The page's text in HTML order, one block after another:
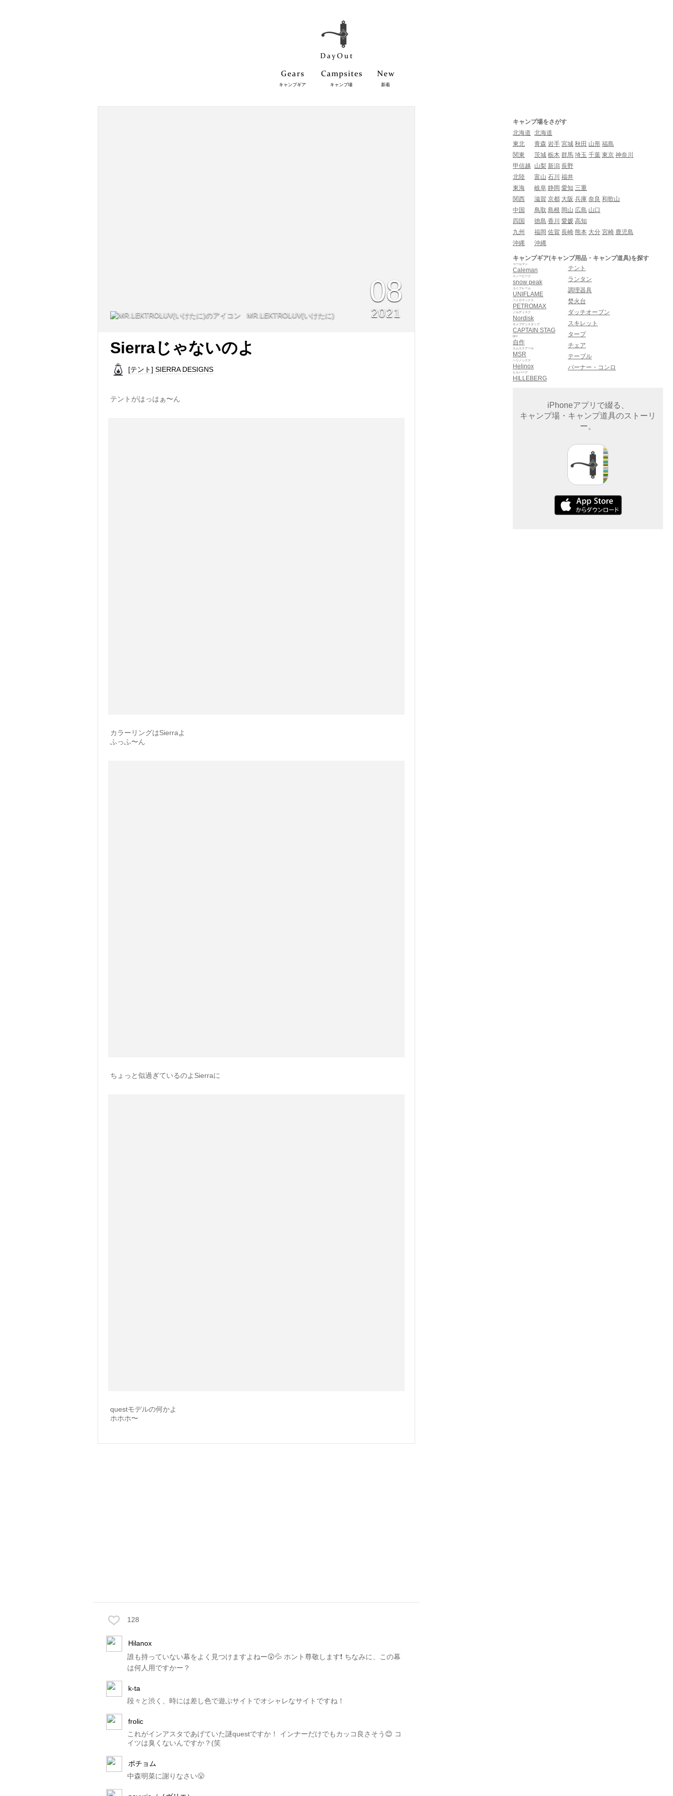
キャンプギア キャンプ場 新着
MR.LEKTROLUV(いけたに)
08
2021
Sierraじゃないのよ
[テント] SIERRA DESIGNS
テントがはっはぁ〜ん
カラーリングはSierraよ
ふっふ〜ん
ちょっと似過ぎているのよSierraに
questモデルの何かよ
ホホホ〜
128
Hilanox
誰も持っていない幕をよく見つけますよねー😲💦 ホント尊敬します❗️ ちなみに、この幕
は何人用ですかー？
k-ta
段々と渋く、時には差し色で遊ぶサイトでオシャレなサイトですね！
frolic
これがインアスタであげていた謎questですか！ インナーだけでもカッコ良さそう😊 コ
イツは臭くないんですか？(笑
ポチョム
中森明菜に謝りなさい😤
キャンプ場をさがす
北海道 北海道
東北
青森 岩手 宮城 秋田 山形 福島
関東
茨城 栃木 群馬 埼玉 千葉 東京 神奈川
甲信越
山梨 新潟 長野
北陸
富山 石川 福井
東海
岐阜 静岡 愛知 三重
関西
滋賀 京都 大阪 兵庫 奈良 和歌山
中国
鳥取 島根 岡山 広島 山口
四国
徳島 香川 愛媛 高知
九州
福岡 佐賀 長崎 熊本 大分 宮崎 鹿児島
沖縄
沖縄
キャンプギア(キャンプ用品・キャンプ道具)を探す
Caleman
コールマン
snow peak
スノーピーク
UNIFLAME
ユニフレーム
PETROMAX
ペトロマックス
Nordisk
ノルディスク
CAPTAIN STAG
キャプテンスタッグ
自作
DIY
MSR
エムエスアール
Helinox
ヘリノックス
HILLEBERG
ヒルバーグ
テント
ランタン
調理器具
焚火台
ダッチオーブン
スキレット
タープ
チェア
テーブル
バーナー・コンロ
iPhoneアプリで綴る、
キャンプ場・キャンプ道具のストーリ
ー。